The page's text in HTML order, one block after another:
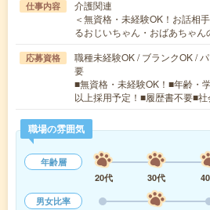
仕事内容
介護関連
＜無資格・未経験OK！お話相
るおじいちゃん・おばあちゃ
応募資格
職種未経験OK / ブランクOK /
要
■無資格・未経験OK！■年齢・
以上採用予定！■履歴書不要■
職場の雰囲気
年齢層
20代
30代
男女比率